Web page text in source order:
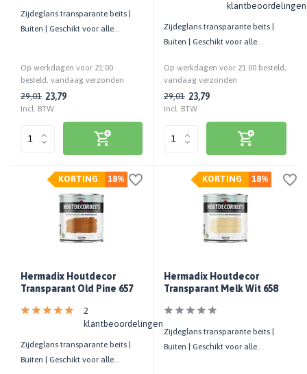
Zijdeglans transparante beits |
Buiten | Geschikt voor alle
Op werkdagen voor 21:00
besteld, vandaag verzonden
29,01 23,79
Incl. BTW
klantbeoordelingen
Zijdeglans transparante beits |
Buiten | Geschikt voor alle
Op werkdagen voor 21:00 besteld,
vandaag verzonden
29,01 23,79
Incl. BTW
18%
KORTING
Hermadix Houtdecor
Transparant Old Pine 657
2
klantbeoordelingen
Zijdeglans transparante beits |
Buiten | Geschikt voor alle
18%
KORTING
Hermadix Houtdecor
Transparant Melk Wit 658
Zijdeglans transparante beits |
Buiten | Geschikt voor alle